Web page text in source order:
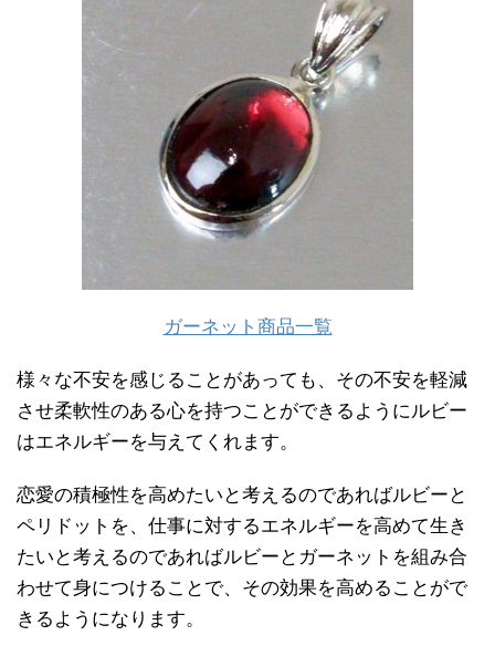
ガーネット商品一覧
様々な不安を感じることがあっても、その不安を軽減
させ柔軟性のある心を持つことができるようにルビー
はエネルギーを与えてくれます。
恋愛の積極性を高めたいと考えるのであればルビーと
ペリドットを、仕事に対するエネルギーを高めて生き
たいと考えるのであればルビーとガーネットを組み合
わせて身につけることで、その効果を高めることがで
きるようになります。